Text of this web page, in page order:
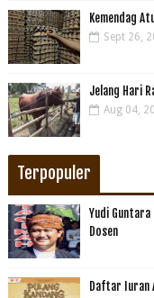
Kemendag
Sept 26,
Jelang Hari
Aug 04,
Terpopuler
Yudi Guntara
Dosen
Daftar Iuran